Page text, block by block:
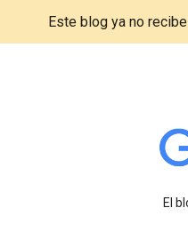
Este blog ya no
El